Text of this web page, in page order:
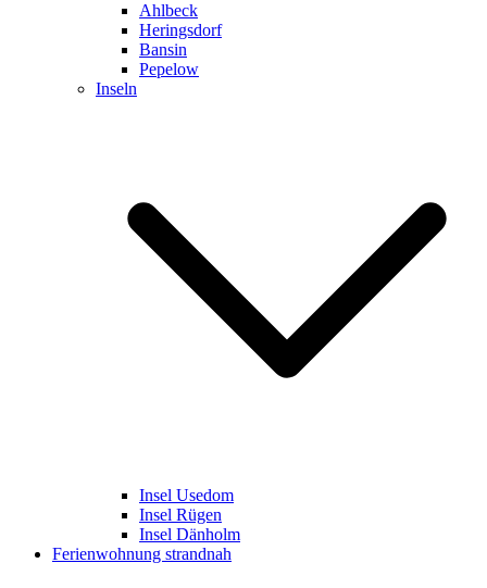
Ahlbeck
Heringsdorf
Bansin
Pepelow
Inseln
Insel Usedom
Insel Rügen
Insel Dänholm
Ferienwohnung strandnah